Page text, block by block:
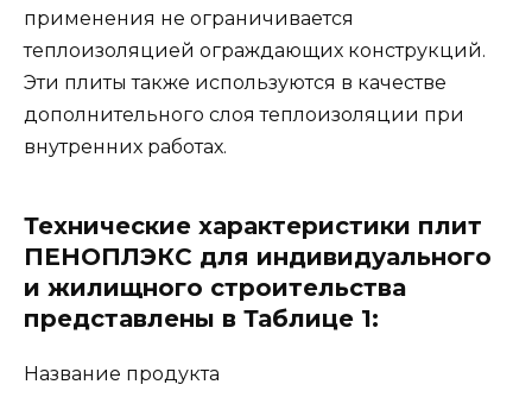
применения не ограничивается
теплоизоляцией ограждающих конструкций.
Эти плиты также используются в качестве
дополнительного слоя теплоизоляции при
внутренних работах.
Технические характеристики плит
ПЕНОПЛЭКС для индивидуального
и жилищного строительства
представлены в Таблице 1:
Название продукта